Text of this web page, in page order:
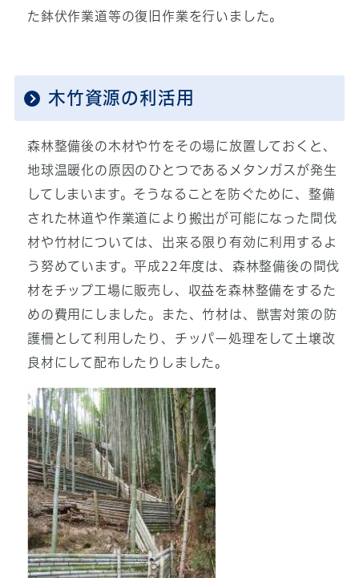
た鉢伏作業道等の復旧作業を行いました。
木竹資源の利活用
森林整備後の木材や竹をその場に放置しておくと、
地球温暖化の原因のひとつであるメタンガスが発生
してしまいます。そうなることを防ぐために、整備
された林道や作業道により搬出が可能になった間伐
材や竹材については、出来る限り有効に利用するよ
う努めています。平成22年度は、森林整備後の間伐
材をチップ工場に販売し、収益を森林整備をするた
めの費用にしました。また、竹材は、獣害対策の防
護柵として利用したり、チッパー処理をして土壌改
良材にして配布したりしました。